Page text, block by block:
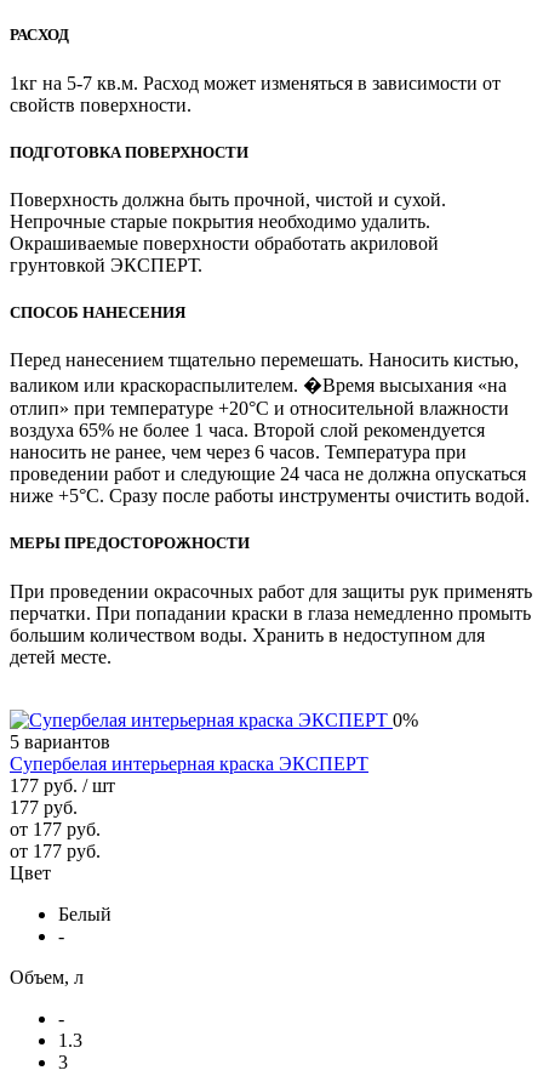
РАСХОД
1кг на 5-7 кв.м. Расход может изменяться в зависимости от
свойств поверхности.
ПОДГОТОВКА ПОВЕРХНОСТИ
Поверхность должна быть прочной, чистой и сухой.
Непрочные старые покрытия необходимо удалить.
Окрашиваемые поверхности обработать акриловой
грунтовкой ЭКСПЕРТ.
СПОСОБ НАНЕСЕНИЯ
Перед нанесением тщательно перемешать. Наносить кистью,
валиком или краско­распылителем. �Время высыхания «на
отлип» при температуре +20°C и относительной влажности
воздуха 65% не более 1 часа. Второй слой рекомендуется
наносить не ранее, чем через 6 часов. Температура при
проведении работ и следующие 24 часа не должна опускаться
ниже +5°С. Сразу после работы инструменты очистить водой.
МЕРЫ ПРЕДОСТОРОЖНОСТИ
При проведении окрасочных работ для защиты рук применять
перчатки. При попадании краски в глаза немедленно промыть
большим количеством воды. Хранить в недоступном для
детей месте.
0%
5 вариантов
Супербелая интерьерная краска ЭКСПЕРТ
177 руб. / шт
177 руб.
от 177 руб.
от 177 руб.
Цвет
Белый
-
Объем, л
-
1.3
3